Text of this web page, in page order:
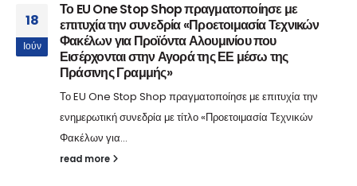
18
Ιούν
Το EU One Stop Shop πραγματοποίησε με
επιτυχία την συνεδρία «Προετοιμασία Τεχνικών
Φακέλων για Προϊόντα Αλουμινίου που
Εισέρχονται στην Αγορά της ΕΕ μέσω της
Πράσινης Γραμμής»
Το EU One Stop Shop πραγματοποίησε με επιτυχία την
ενημερωτική συνεδρία με τίτλο «Προετοιμασία Τεχνικών
Φακέλων για...
read more